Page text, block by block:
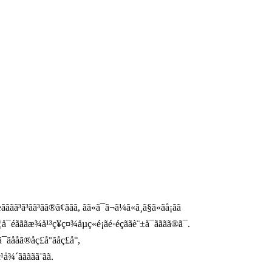
ãã«ã¯ã¬ã¼ã«ã¸ã§ã«ãå¡ãã